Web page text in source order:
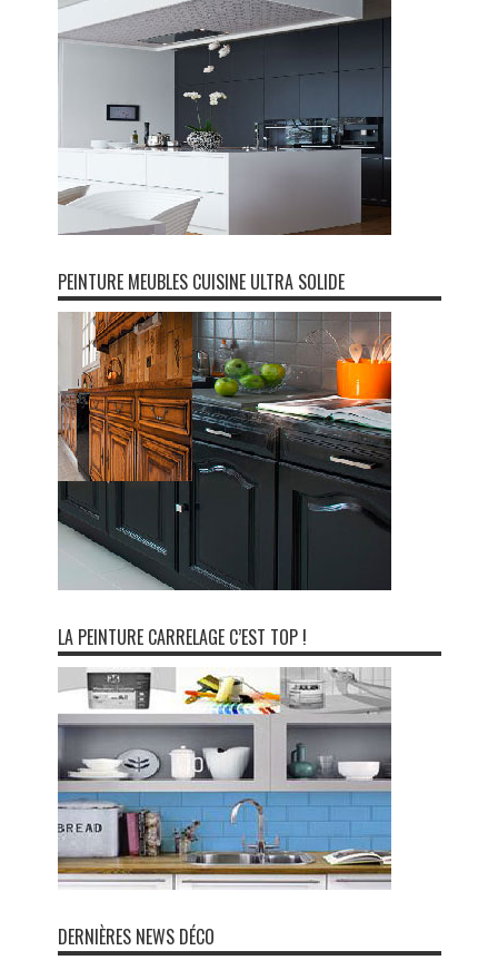
PEINTURE MEUBLES CUISINE ULTRA SOLIDE
LA PEINTURE CARRELAGE C’EST TOP !
DERNIÈRES NEWS DÉCO